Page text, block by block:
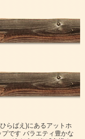
らばえ)にあるアットホ
プです バラエティ豊かな